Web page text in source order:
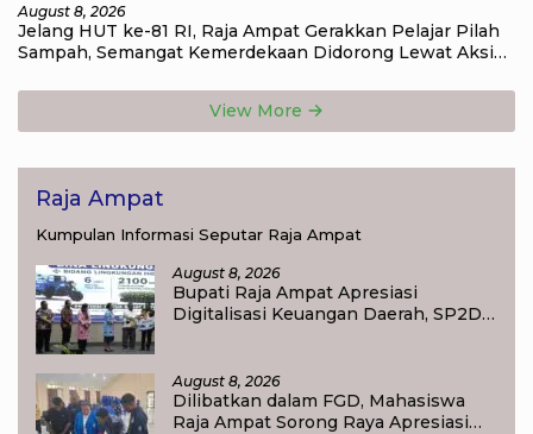
August 8, 2026
Jelang HUT ke-81 RI, Raja Ampat Gerakkan Pelajar Pilah
Sampah, Semangat Kemerdekaan Didorong Lewat Aksi
View More
Raja Ampat
Kumpulan Informasi Seputar Raja Ampat
August 8, 2026
Bupati Raja Ampat Apresiasi
Digitalisasi Keuangan Daerah, SP2D
August 8, 2026
Dilibatkan dalam FGD, Mahasiswa
Raja Ampat Sorong Raya Apresiasi